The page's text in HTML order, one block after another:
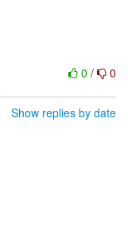
0 / 0
Show replies by date